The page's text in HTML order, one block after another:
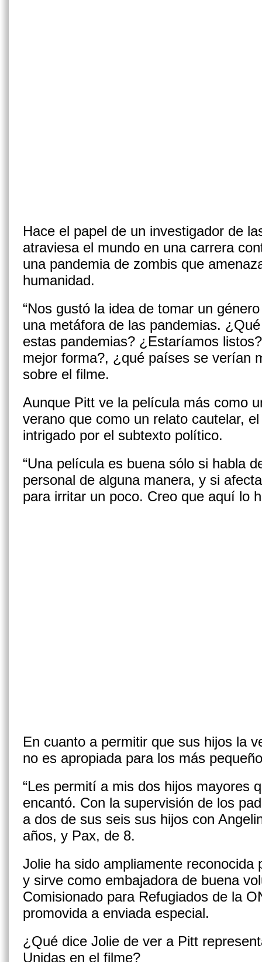
Hace el papel de un investigador de
atraviesa el mundo en una carrera
una pandemia de zombis que
humanidad.
“Nos gustó la idea de tomar un
una metáfora de las pandemias.
estas pandemias? ¿Estaríamos
mejor forma?, ¿qué países se verían
sobre el filme.
Aunque Pitt ve la película más como
verano que como un relato cautelar,
intrigado por el subtexto político.
“Una película es buena sólo si habla
personal de alguna manera, y si
para irritar un poco. Creo que aquí lo
En cuanto a permitir que sus hijos la
no es apropiada para los más
“Les permití a mis dos hijos mayores
encantó. Con la supervisión de los
a dos de sus seis sus hijos con
años, y Pax, de 8.
Jolie ha sido ampliamente reconocida
y sirve como embajadora de buena
Comisionado para Refugiados de la
promovida a enviada especial.
¿Qué dice Jolie de ver a Pitt
Unidas en el filme?